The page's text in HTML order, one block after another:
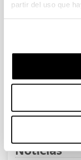
partir del uso que
Se ha publicado la
(inclusive).
Página
1 ...
Noticias